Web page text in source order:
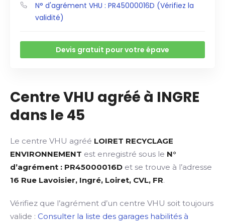
N° d'agrément VHU : PR45000016D (Vérifiez la
validité)
Devis gratuit pour votre épave
Centre VHU agréé à INGRE
dans le 45
Le centre VHU agréé LOIRET RECYCLAGE
ENVIRONNEMENT est enregistré sous le N°
d’agrément : PR45000016D et se trouve à l’adresse
16 Rue Lavoisier, Ingré, Loiret, CVL, FR.
Vérifiez que l’agrément d’un centre VHU soit toujours
valide : Consulter la liste des garages habilités à